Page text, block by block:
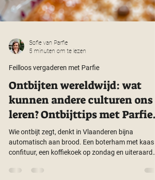
Sofie van Parfie
5 minuten om te lezen
Feilloos vergaderen met Parfie
Ontbijten wereldwijd: wat
kunnen andere culturen ons